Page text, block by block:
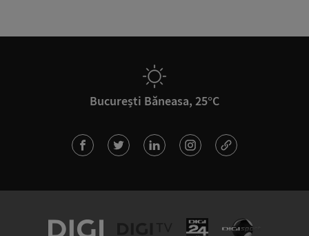
București Băneasa, 25°C